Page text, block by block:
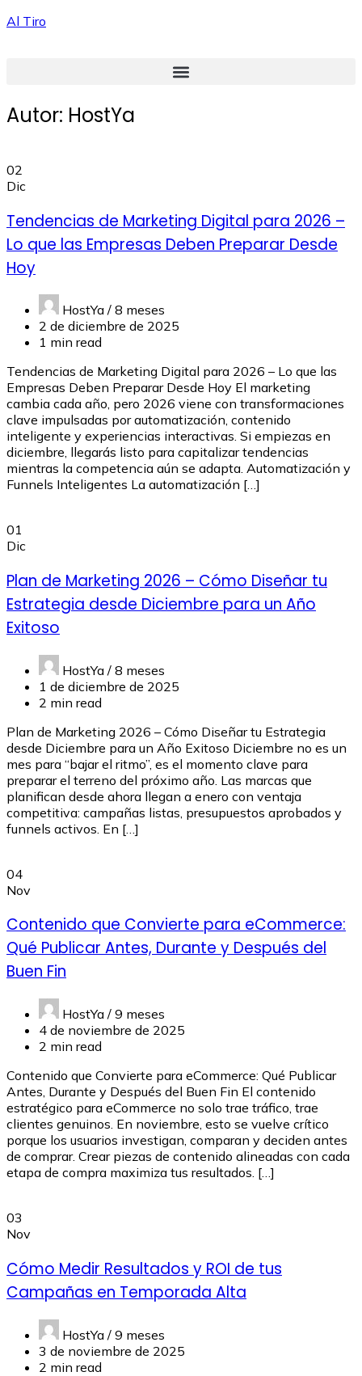
Al Tiro
Autor: HostYa
02
Dic
Tendencias de Marketing Digital para 2026 –
Lo que las Empresas Deben Preparar Desde
Hoy
HostYa / 8 meses
2 de diciembre de 2025
1 min read
Tendencias de Marketing Digital para 2026 – Lo que las
Empresas Deben Preparar Desde Hoy El marketing
cambia cada año, pero 2026 viene con transformaciones
clave impulsadas por automatización, contenido
inteligente y experiencias interactivas. Si empiezas en
diciembre, llegarás listo para capitalizar tendencias
mientras la competencia aún se adapta. Automatización y
Funnels Inteligentes La automatización […]
01
Dic
Plan de Marketing 2026 – Cómo Diseñar tu
Estrategia desde Diciembre para un Año
Exitoso
HostYa / 8 meses
1 de diciembre de 2025
2 min read
Plan de Marketing 2026 – Cómo Diseñar tu Estrategia
desde Diciembre para un Año Exitoso Diciembre no es un
mes para “bajar el ritmo”, es el momento clave para
preparar el terreno del próximo año. Las marcas que
planifican desde ahora llegan a enero con ventaja
competitiva: campañas listas, presupuestos aprobados y
funnels activos. En […]
04
Nov
Contenido que Convierte para eCommerce:
Qué Publicar Antes, Durante y Después del
Buen Fin
HostYa / 9 meses
4 de noviembre de 2025
2 min read
Contenido que Convierte para eCommerce: Qué Publicar
Antes, Durante y Después del Buen Fin El contenido
estratégico para eCommerce no solo trae tráfico, trae
clientes genuinos. En noviembre, esto se vuelve crítico
porque los usuarios investigan, comparan y deciden antes
de comprar. Crear piezas de contenido alineadas con cada
etapa de compra maximiza tus resultados. […]
03
Nov
Cómo Medir Resultados y ROI de tus
Campañas en Temporada Alta
HostYa / 9 meses
3 de noviembre de 2025
2 min read